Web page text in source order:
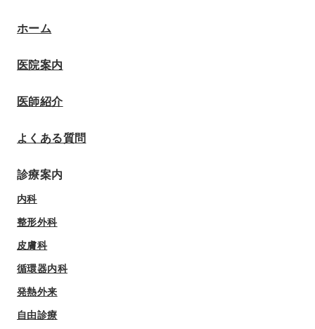
ホーム
医院案内
医師紹介
よくある質問
診療案内
内科
整形外科
皮膚科
循環器内科
発熱外来
自由診療